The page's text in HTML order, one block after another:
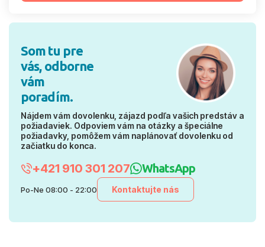
Som tu pre
vás, odborne
vám
poradím.
Nájdem vám dovolenku, zájazd podľa vašich predstáv a
požiadaviek. Odpoviem vám na otázky a špeciálne
požiadavky, pomôžem vám naplánovať dovolenku od
začiatku do konca.
+421 910 301 207 WhatsApp
Po-Ne 08:00 - 22:00 Kontaktujte nás